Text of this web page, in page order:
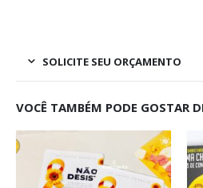
SOLICITE SEU ORÇAMENTO
VOCÊ TAMBÉM PODE GOSTAR